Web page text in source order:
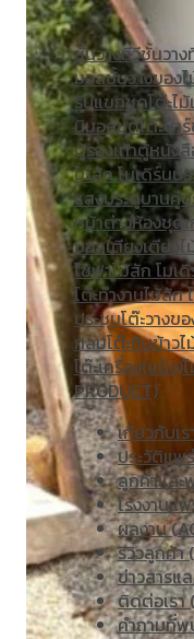
ชั้นวางทีวีชั้นวาง
มอลชั้นวางของ
รับแขกชุดโต๊ะไ
นิมอลชุดโต๊ะบาร์
ตู้รองเท้าตู้หนังสื
ไม้สัก โมเดิร์นป
แสงประตูบานคู่
หน้าต่างห้องชุด
มอลเตียงเตียง
โซฟาไม้สัก โมเ
โต๊ะทํางานไม้สัก
ประชุมโต๊ะวางข
กลมโต๊ะกินข้าว
โต๊ะเครื่อง(แป้ง)
PRODUCT)
เกี่ยวกับเ
ประวัติแพ
ลูกค้าและ
โรงงานแ
ผลงาน
รีวิวลูกค้า
ข่าวสารแ
ติดต่อเรา
คำถามที่พ